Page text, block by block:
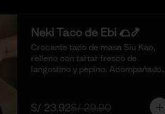
Neki Taco de Ebi 🌮🍤
Crocante taco de masa Siu Kao,
relleno con tartar fresco de
langostino y pepino. Acompañado
🌮🍤 (4 piezas)
S/ 23.92S/ 29.90